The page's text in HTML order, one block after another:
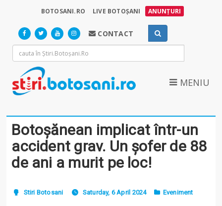
BOTOSANI.RO LIVE BOTOȘANI ANUNȚURI
CONTACT
MENIU
Botoșănean implicat într-un
accident grav. Un șofer de 88
de ani a murit pe loc!
Stiri Botosani Saturday, 6 April 2024 Eveniment